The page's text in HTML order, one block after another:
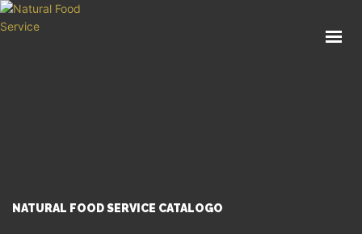
NATURAL FOOD SERVICE CATALOGO